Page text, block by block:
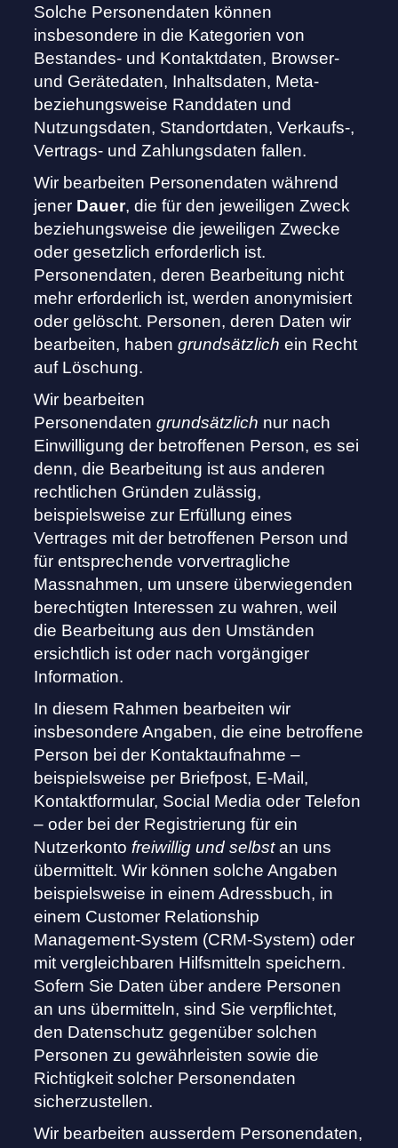
Solche Personendaten können
insbesondere in die Kategorien von
Bestandes- und Kontaktdaten, Browser-
und Gerätedaten, Inhaltsdaten, Meta-
beziehungsweise Randdaten und
Nutzungsdaten, Standortdaten, Verkaufs-,
Vertrags- und Zahlungsdaten fallen.
Wir bearbeiten Personendaten während
jener Dauer, die für den jeweiligen Zweck
beziehungsweise die jeweiligen Zwecke
oder gesetzlich erforderlich ist.
Personendaten, deren Bearbeitung nicht
mehr erforderlich ist, werden anonymisiert
oder gelöscht. Personen, deren Daten wir
bearbeiten, haben grundsätzlich ein Recht
auf Löschung.
Wir bearbeiten
Personendaten grundsätzlich nur nach
Einwilligung der betroffenen Person, es sei
denn, die Bearbeitung ist aus anderen
rechtlichen Gründen zulässig,
beispielsweise zur Erfüllung eines
Vertrages mit der betroffenen Person und
für entsprechende vorvertragliche
Massnahmen, um unsere überwiegenden
berechtigten Interessen zu wahren, weil
die Bearbeitung aus den Umständen
ersichtlich ist oder nach vorgängiger
Information.
In diesem Rahmen bearbeiten wir
insbesondere Angaben, die eine betroffene
Person bei der Kontaktaufnahme –
beispielsweise per Briefpost, E-Mail,
Kontaktformular, Social Media oder Telefon
– oder bei der Registrierung für ein
Nutzerkonto freiwillig und selbst an uns
übermittelt. Wir können solche Angaben
beispielsweise in einem Adressbuch, in
einem Customer Relationship
Management-System (CRM-System) oder
mit vergleichbaren Hilfsmitteln speichern.
Sofern Sie Daten über andere Personen
an uns übermitteln, sind Sie verpflichtet,
den Datenschutz gegenüber solchen
Personen zu gewährleisten sowie die
Richtigkeit solcher Personendaten
sicherzustellen.
Wir bearbeiten ausserdem Personendaten,